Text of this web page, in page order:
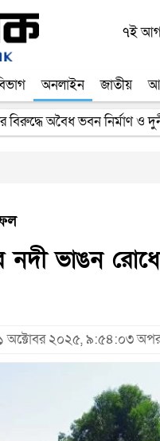
৭ই
অনলাইন জাতীয়
উদ্দেশ্যে ছাড়লো বিমানের
নদী ভাঙন
অক্টোবর ২০২৫, ৯:৫৪:০৩